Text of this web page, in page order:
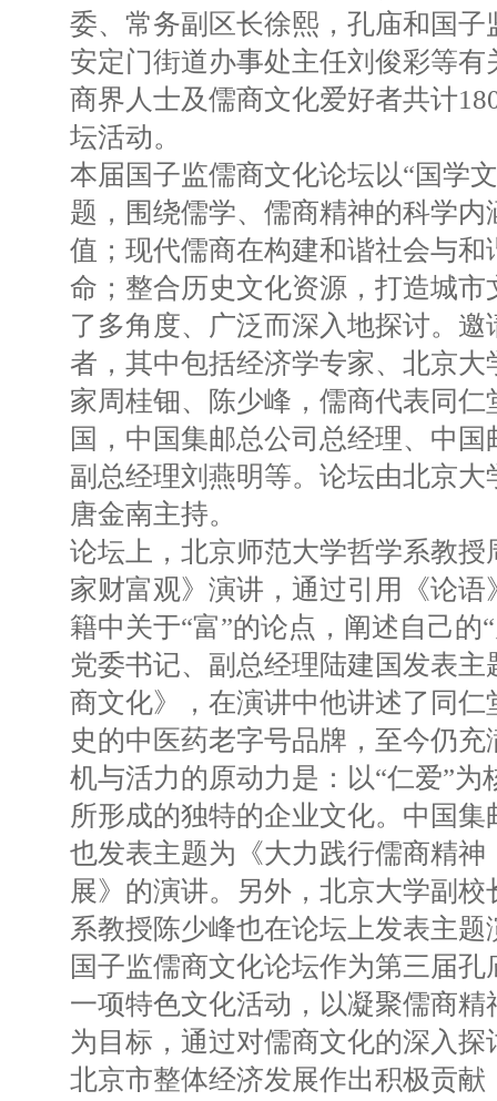
委、常务副区长徐熙，孔庙和国
安定门街道办事处主任刘俊彩等
商界人士及儒商文化爱好者共计
坛活动。
本届国子监儒商文化论坛以“国学
题，围绕儒学、儒商精神的科学
值；现代儒商在构建和谐社会与和
命；整合历史文化资源，打造城
了多角度、广泛而深入地探讨。
者，其中包括经济学专家、北京
家周桂钿、陈少峰，儒商代表同
国，中国集邮总公司总经理、中
副总经理刘燕明等。论坛由北京
唐金南主持。
论坛上，北京师范大学哲学系教
家财富观》演讲，通过引用《论
籍中关于“富”的论点，阐述自己的
党委书记、副总经理陆建国发表
商文化》，在演讲中他讲述了同仁
史的中医药老字号品牌，至今仍
机与活力的原动力是：以“仁爱”为
所形成的独特的企业文化。中国
也发表主题为《大力践行儒商精
展》的演讲。另外，北京大学副
系教授陈少峰也在论坛上发表主题
国子监儒商文化论坛作为第三届
一项特色文化活动，以凝聚儒商
为目标，通过对儒商文化的深入
北京市整体经济发展作出积极贡献